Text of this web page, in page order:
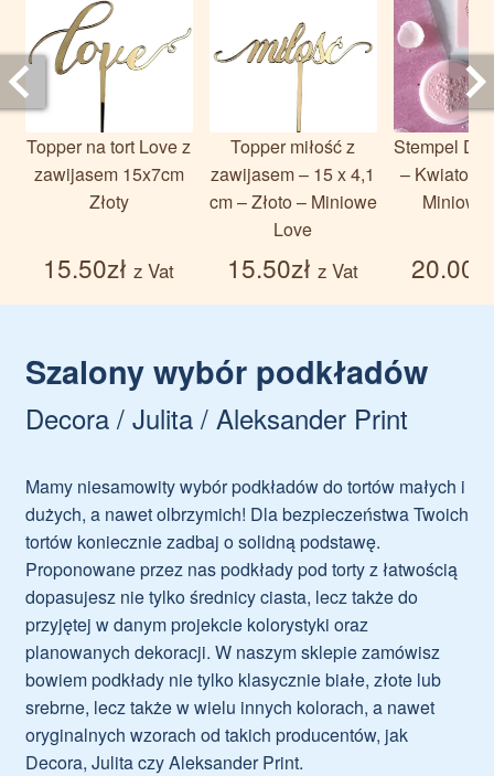
Topper na tort Love z
zawijasem 15x7cm
Złoty
15.50zł z Vat
Topper miłość z
zawijasem – 15 x 4,1
cm – Złoto – Miniowe
Love
15.50zł z Vat
Stempel
–
Miniowe
20.00
Szalony wybór podkładów
Decora / Julita / Aleksander Print
Mamy niesamowity wybór podkładów do tortów małych i
dużych, a nawet olbrzymich! Dla bezpieczeństwa Twoich
tortów koniecznie zadbaj o solidną podstawę.
Proponowane przez nas podkłady pod torty z łatwością
dopasujesz nie tylko średnicy ciasta, lecz także do
przyjętej w danym projekcie kolorystyki oraz
planowanych dekoracji. W naszym sklepie zamówisz
bowiem podkłady nie tylko klasycznie białe, złote lub
srebrne, lecz także w wielu innych kolorach, a nawet
oryginalnych wzorach od takich producentów, jak
Decora, Julita czy Aleksander Print.